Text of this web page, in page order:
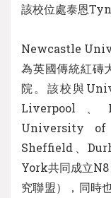
該校位處泰恩
Newcastle
為英國傳統紅磚
院。該校與
Liverpool、
University
Sheffield、
York共同成立
究聯盟），同時